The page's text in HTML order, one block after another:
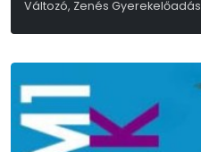
Változó, Zenés Gyerekelőadás